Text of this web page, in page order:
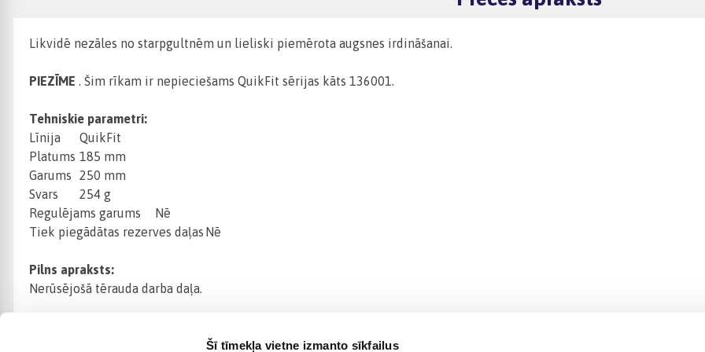
Šī tīmekļa vietne izmanto sīkfailus
Likvidē nezāles no starpgultnēm un lieliski piemērota augsnes irdināšanai.
PIEZĪME . Šim rīkam ir nepieciešams QuikFit sērijas kāts 136001.
Tehniskie parametri:
Līnija
QuikFit
Platums 185 mm
Garums
250 mm
Svars
254 g
Regulējams garums
Nē
Tiek piegādātas rezerves daļas Nē
Pilns apraksts:
Nerūsējošā tērauda darba daļa.